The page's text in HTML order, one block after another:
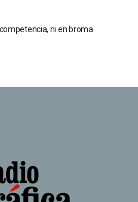
ni en broma